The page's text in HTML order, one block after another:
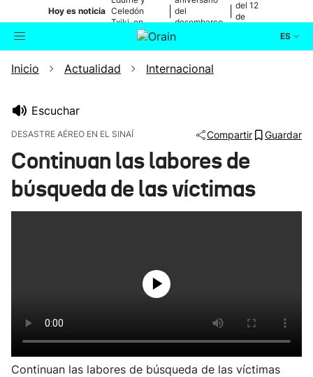
Hoy es noticia Celedón
Txiki, en
directo
del
desembarco
de Elkano
del 12
de
ES
Buscador Actualidad
Ikusmiran
Inicio Actualidad Internacional
Escuchar
DESASTRE AÉREO EN EL SINAÍ Compartir Guardar
Continuan las labores de
búsqueda de las víctimas
Continuan las labores de búsqueda de las víctimas